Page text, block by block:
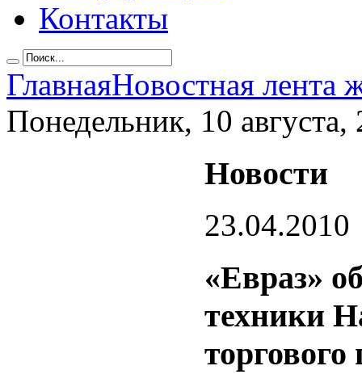
Контакты
ГлавнаяНовостная лента
Понедельник, 10 августа,
Новости
23.04.2010
«Евраз»
техники
торгового